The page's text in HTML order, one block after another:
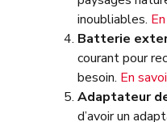
inoubliables.
Batterie
courant pour
besoin. En
Adaptateur
d’avoir un